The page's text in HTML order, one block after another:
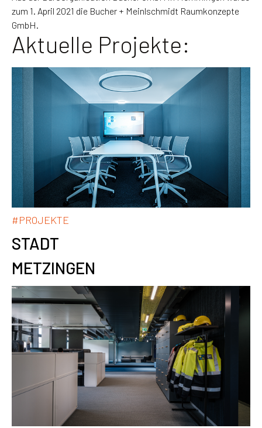
zum 1. April 2021 die Bucher + Meinlschmidt Raumkonzepte
GmbH.
Aktuelle Projekte:
#PROJEKTE
STADT
METZINGEN